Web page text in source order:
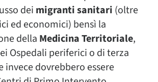
dei migranti sanitari (oltre
ed economici) bensì la
della Medicina Territoriale,
Ospedali periferici o di terza
invece dovrebbero essere